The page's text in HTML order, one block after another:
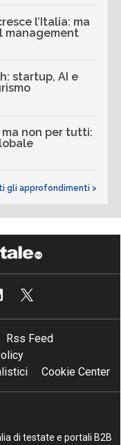
l’Italia: ma
management
startup, AI e
ma non per tutti:
gli approfondimenti >
Rss Feed
Cookie Center
di testate e portali B2B